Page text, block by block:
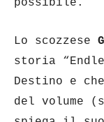
possibile.
Lo scozzese
storia
Destino e
del volume